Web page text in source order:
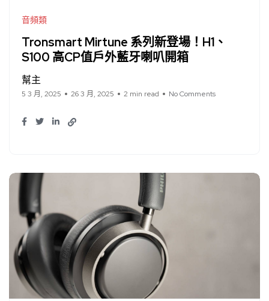
音頻類
Tronsmart Mirtune 系列新登場！H1、
S100 高CP值戶外藍牙喇叭開箱
幫主
5 3 月, 2025 26 3 月, 2025 2 min read No Comments